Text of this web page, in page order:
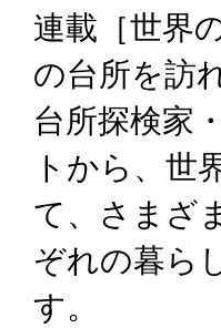
連載［世界
の台所を訪
台所探検家
トから、世
て、さまざ
ぞれの暮ら
す。